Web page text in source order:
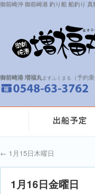
御前崎沖 御前崎港 釣り船 船釣り
御前崎港 増福丸ますふくまる （予約
← 1月15日木曜日
1月16日金曜日